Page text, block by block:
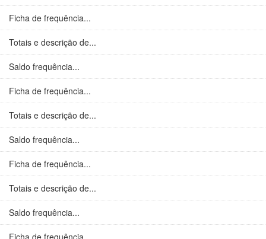
Ficha de frequência...
Totais e descrição de...
Saldo frequência...
Ficha de frequência...
Totais e descrição de...
Saldo frequência...
Ficha de frequência...
Totais e descrição de...
Saldo frequência...
Ficha de frequência...